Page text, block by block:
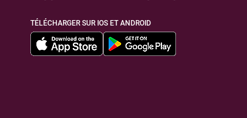
TÉLÉCHARGER SUR IOS ET ANDROID